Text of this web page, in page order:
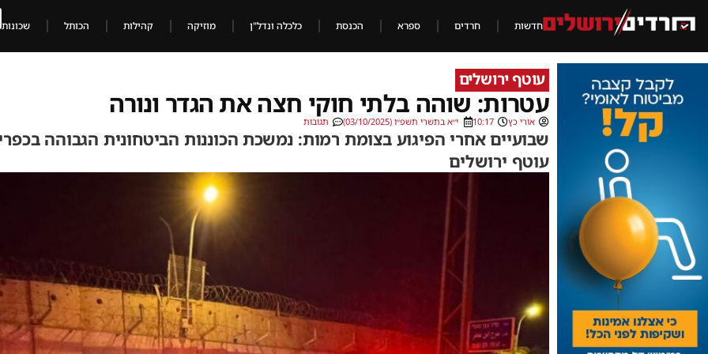
חדשות חרדים ספרא הכנסת כלכלה ונדל"ן מוזיקה קהילות הכותל שכונות
עוטף ירושלים
עטרות: שוהה בלתי חוקי חצה את הגדר ונורה
אורי כץ 10:17 י״א בתשרי תשפ״ו (03/10/2025) תגובות
שבועיים אחרי הפיגוע בצומת רמות: נמשכת הכוננות הביטחונית הגבוהה
עוטף ירושלים